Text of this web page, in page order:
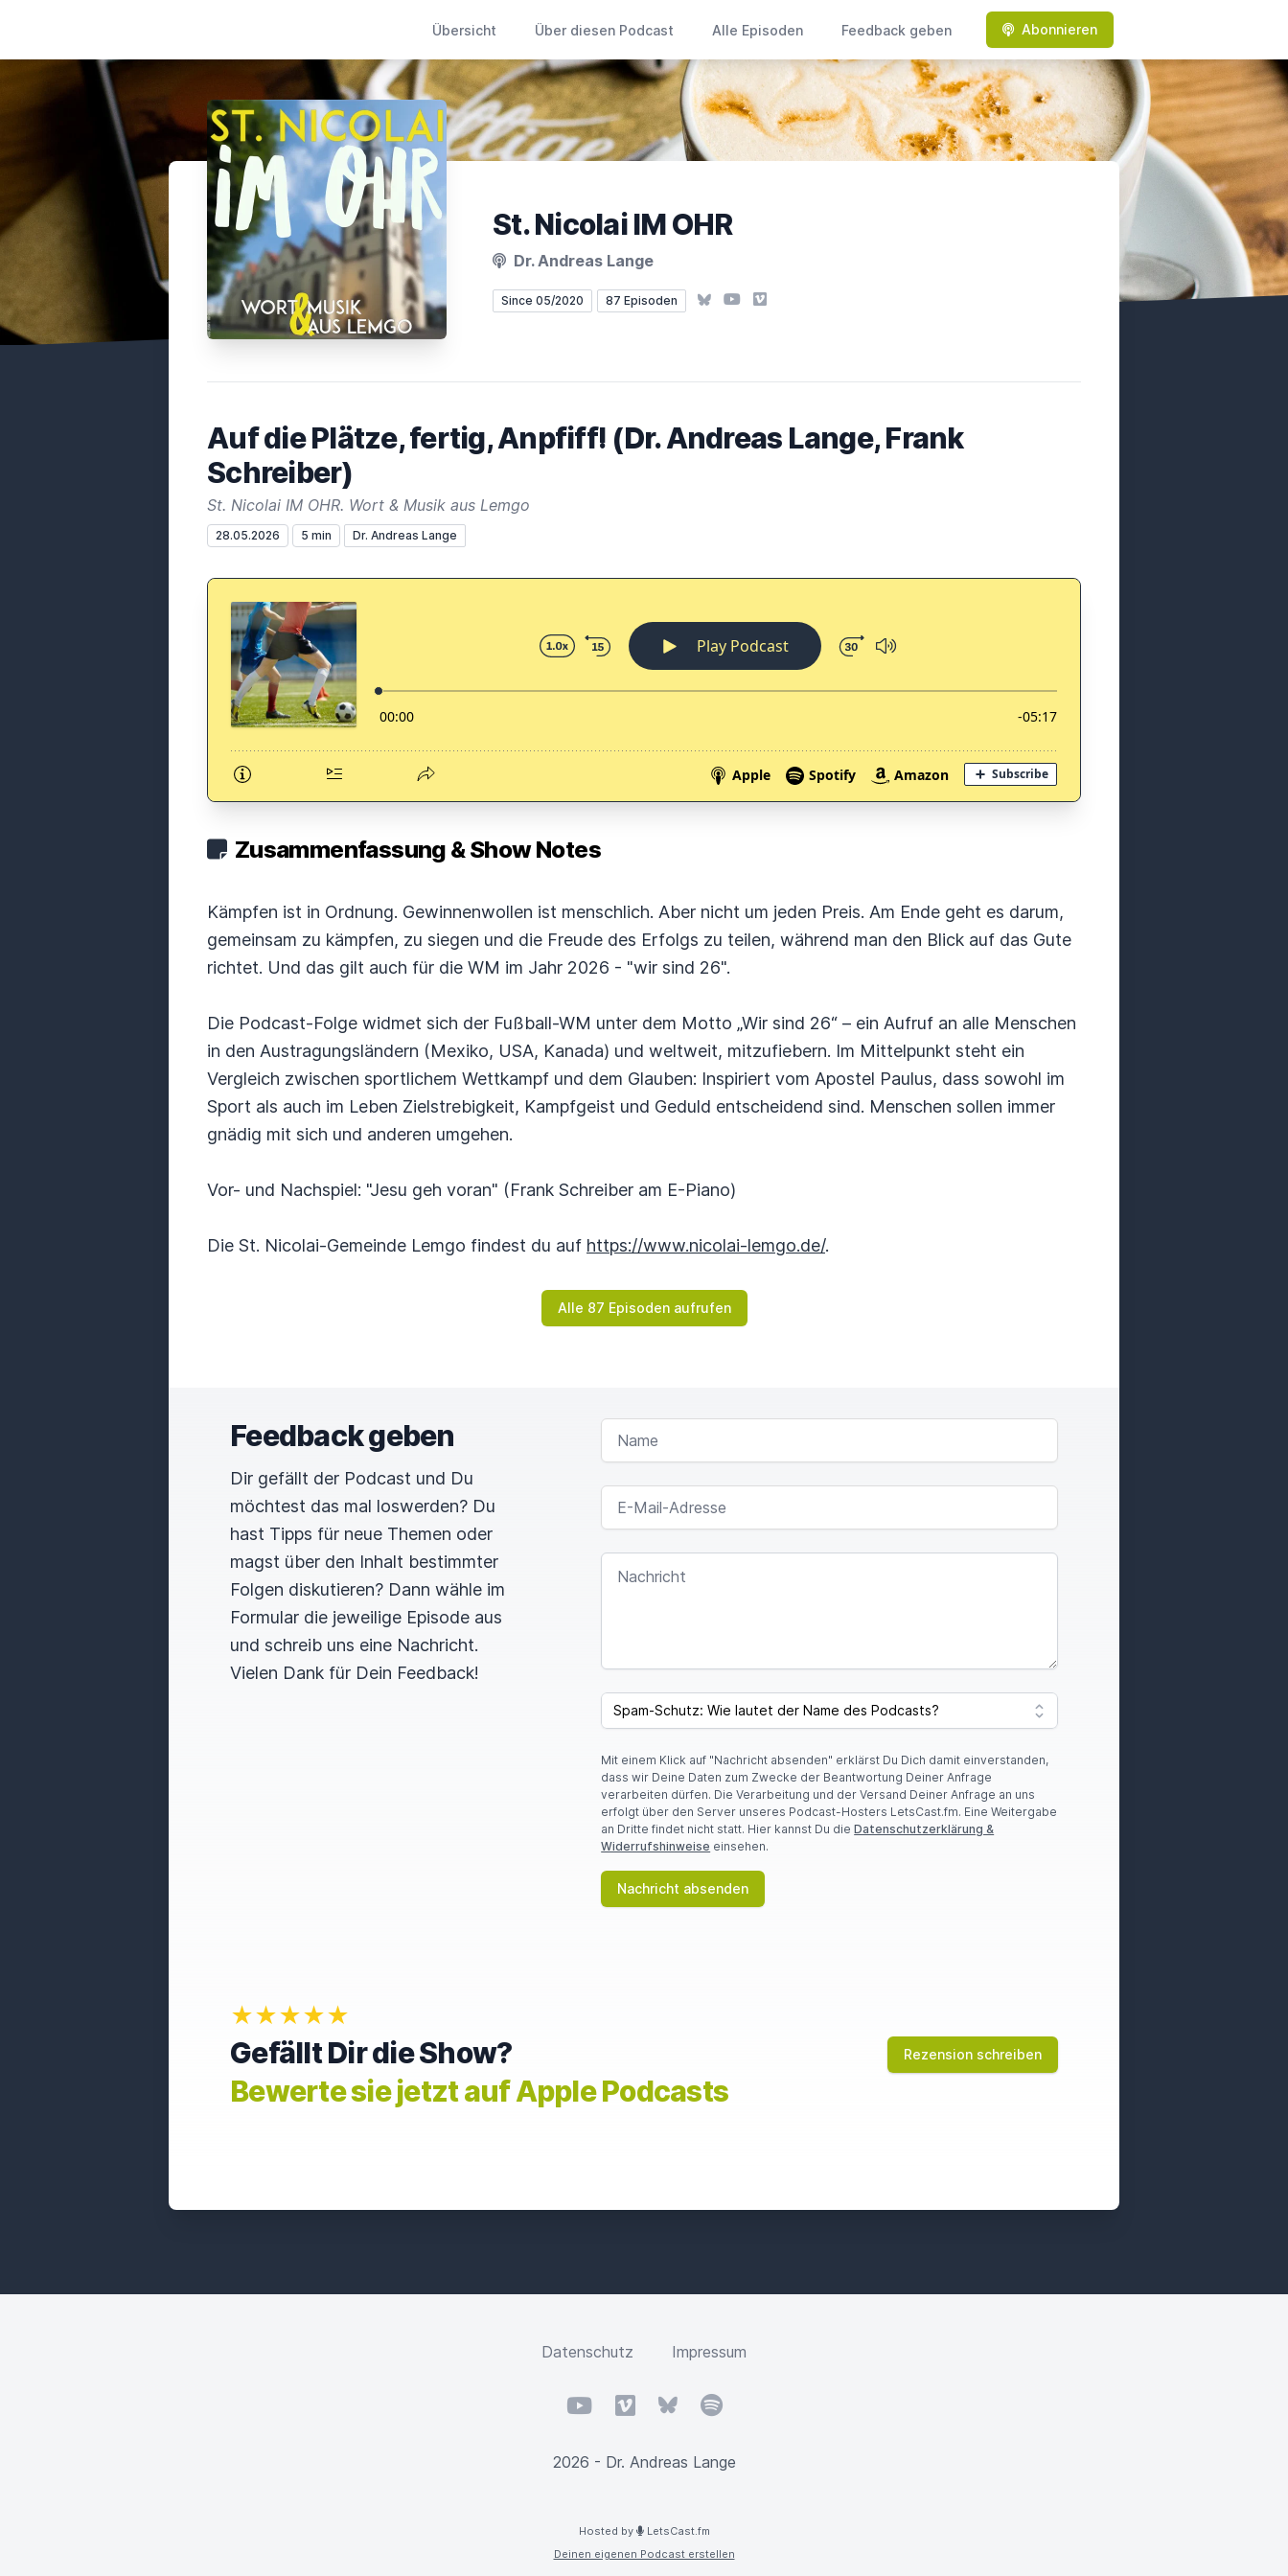
Übersicht Über diesen Podcast Alle Episoden Feedback geben Abonnieren
St. Nicolai IM OHR
Dr. Andreas Lange
Since 05/2020 87 Episoden BlueskyYouTube
Vimeo
Auf die Plätze, fertig, Anpfiff! (Dr. Andreas Lange, Frank
Schreiber)
St. Nicolai IM OHR. Wort & Musik aus Lemgo
28.05.2026 5 min Dr. Andreas Lange
Zusammenfassung & Show Notes
Kämpfen ist in Ordnung. Gewinnenwollen ist menschlich. Aber nicht um jeden Preis. Am Ende geht es darum,
gemeinsam zu kämpfen, zu siegen und die Freude des Erfolgs zu teilen, während man den Blick auf das Gute
richtet. Und das gilt auch für die WM im Jahr 2026 - "wir sind 26".
Die Podcast-Folge widmet sich der Fußball-WM unter dem Motto „Wir sind 26“ – ein Aufruf an alle Menschen
in den Austragungsländern (Mexiko, USA, Kanada) und weltweit, mitzufiebern. Im Mittelpunkt steht ein
Vergleich zwischen sportlichem Wettkampf und dem Glauben: Inspiriert vom Apostel Paulus, dass sowohl im
Sport als auch im Leben Zielstrebigkeit, Kampfgeist und Geduld entscheidend sind. Menschen sollen immer
gnädig mit sich und anderen umgehen.
Vor- und Nachspiel: "Jesu geh voran" (Frank Schreiber am E-Piano)
Die St. Nicolai-Gemeinde Lemgo findest du auf https://www.nicolai-lemgo.de/.
Alle 87 Episoden aufrufen
Feedback geben
Dir gefällt der Podcast und Du
möchtest das mal loswerden? Du
hast Tipps für neue Themen oder
magst über den Inhalt bestimmter
Folgen diskutieren? Dann wähle im
Formular die jeweilige Episode aus
und schreib uns eine Nachricht.
Vielen Dank für Dein Feedback!
NAME
E-MAIL-ADRESSE
NACHRICHT
F
O
A
R
E
A
H
U
M
N
S
SPAM CAPTCHA
Mit einem Klick auf "Nachricht absenden" erklärst Du Dich damit einverstanden,
dass wir Deine Daten zum Zwecke der Beantwortung Deiner Anfrage
verarbeiten dürfen. Die Verarbeitung und der Versand Deiner Anfrage an uns
erfolgt über den Server unseres Podcast-Hosters LetsCast.fm. Eine Weitergabe
an Dritte findet nicht statt. Hier kannst Du dieDatenschutzerklärung &
Widerrufshinweise einsehen.
Nachricht absenden
★★★★★
Gefällt Dir die Show?
Bewerte sie jetzt auf Apple Podcasts
Rezension schreiben
Datenschutz Impressum
YouTubeVimeo BlueskySpotify
2026 - Dr. Andreas Lange
Hosted by
LetsCast.fm
Deinen eigenen Podcast erstellen